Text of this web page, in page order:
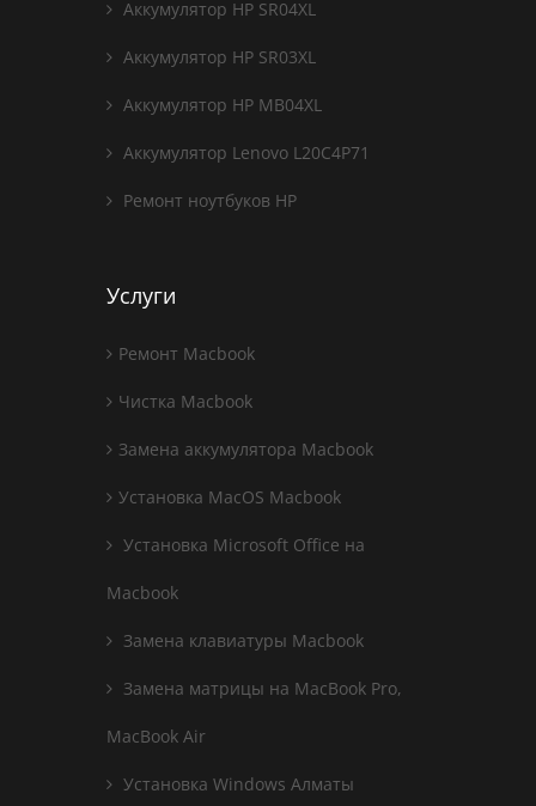
Аккумулятор HP SR04XL
Аккумулятор HP SR03XL
Аккумулятор HP MB04XL
Аккумулятор Lenovo L20C4P71
Ремонт ноутбуков HP
Услуги
Ремонт Macbook
Чистка Macbook
Замена аккумулятора Macbook
Установка MacOS Macbook
Установка Microsoft Office на
Macbook
Замена клавиатуры Macbook
Замена матрицы на MacBook Pro,
MacBook Air
Установка Windows Алматы